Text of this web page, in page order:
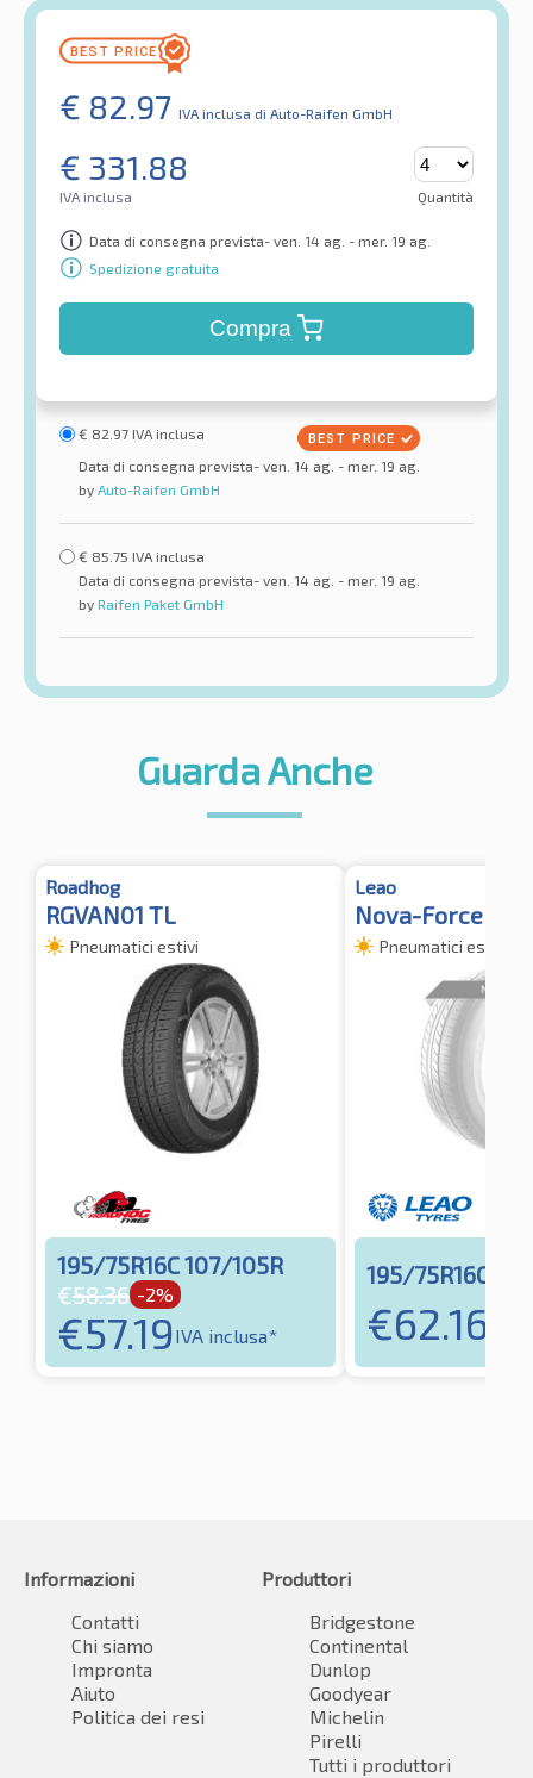
€ 82.97 IVA inclusa di Auto-Raifen GmbH
€ 331.88
IVA inclusa Quantità
Data di consegna prevista- ven. 14 ag. - mer. 19 ag.
Spedizione gratuita
Compra
€ 82.97 IVA inclusa
Data di consegna prevista- ven. 14 ag. - mer. 19 ag.
by Auto-Raifen GmbH
€ 85.75 IVA inclusa
Data di consegna prevista- ven. 14 ag. - mer. 19 ag.
by Raifen Paket GmbH
Guarda Anche
Roadhog
RGVAN01 TL
Pneumatici estivi
195/75R16C 107/105R
€58.36 -2%
€57.19IVA inclusa*
Leao
Nova-Force Van
Pneumatici estivi
195/75R16C
€62.16
Informazioni
Contatti
Chi siamo
Impronta
Aiuto
Politica dei resi
Produttori
Bridgestone
Continental
Dunlop
Goodyear
Michelin
Pirelli
Tutti i produttori